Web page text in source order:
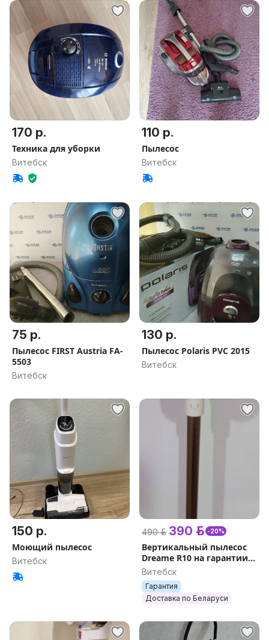
170 р.
Техника для уборки
Витебск
110 р.
Пылесос
Витебск
75 р.
Пылесос FIRST Austria FA-
5503
Витебск
130 р.
Пылесос Polaris PVC 2015
Витебск
150 р.
Моющий пылесос
Витебск
490 р. 390 р. -20%
Вертикальный пылесос
Dreame R10 на гарантии в
состоянии нового
+беспроводные
наушники
Витебск
Гарантия
Доставка по Беларуси